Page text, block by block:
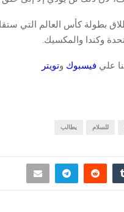
بطولة كأس العالم التي
علي فيسبوك وتويتر
للسلام يطالب